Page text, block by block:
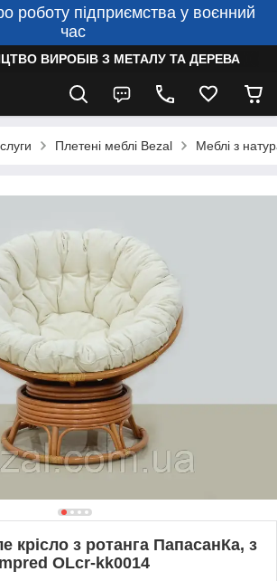
роботу підприємства у воєнний
час
ВИРОБІВ З МЕТАЛУ ТА ДЕРЕВА
Плетені меблі Bezal Меблі з
крісло з ротанга ПапасанКа, з
OLcr-kk0014